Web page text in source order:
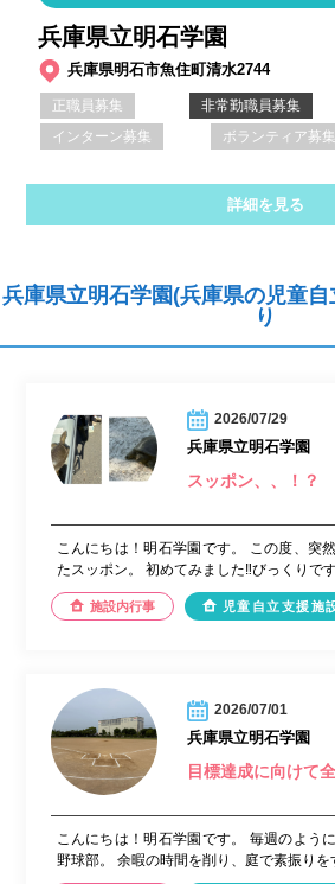
兵庫県立明石学園
兵庫県明石市魚住町清水2744
正職員募集 非常勤職員募集
インターン募集
ボランティア募集
詳細を見る
兵庫県立明石学園(兵庫県の児童
り
2026/07/29
兵庫県立明石学園
スッポン、、！？
こんにちは！明石学園です。 この度、突
たスッポン。 初めてみました‼︎びっくりで
施設内行事 児童自立支援施
2026/07/01
兵庫県立明石学園
目標達成に向けて
こんにちは！明石学園です。 毎週のよう
野球部。 余暇の時間を削り、庭で素振りを